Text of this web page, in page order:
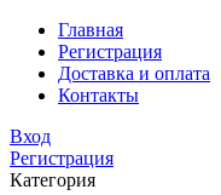
Главная
Регистрация
Доставка и оплата
Контакты
Вход
Регистрация
Категория